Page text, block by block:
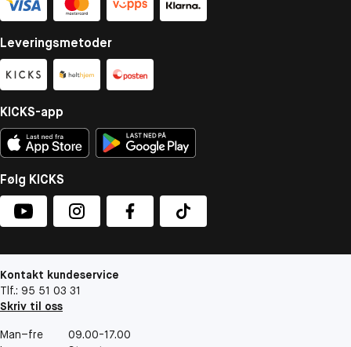
Leveringsmetoder
KICKS-app
Følg KICKS
Kontakt kundeservice
Tlf.: 95 51 03 31
Skriv til oss
Man–fre
09.00-17.00